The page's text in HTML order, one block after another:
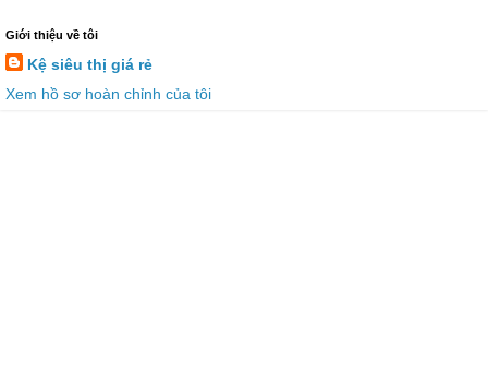
Giới thiệu về tôi
Kệ siêu thị giá rẻ
Xem hồ sơ hoàn chỉnh của tôi